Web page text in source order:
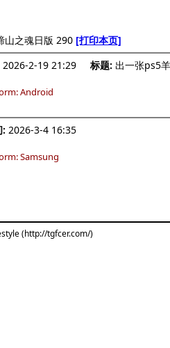
山之魂日版 290 [打印本页]
2026-2-19 21:29 标题: 出一张ps5
Android
: 2026-3-4 16:35
Samsung
(http://tgfcer.com/)